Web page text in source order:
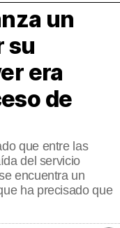
un
su
era
de
que entre las
del servicio
encuentra un
ha precisado que